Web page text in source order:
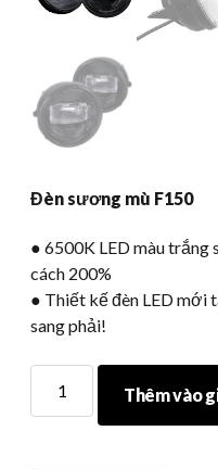
Đèn sương mù F150
● 6500K LED màu trắng
cách 200%
● Thiết kế đèn LED mới
sang phải!
sương
Thêm vào